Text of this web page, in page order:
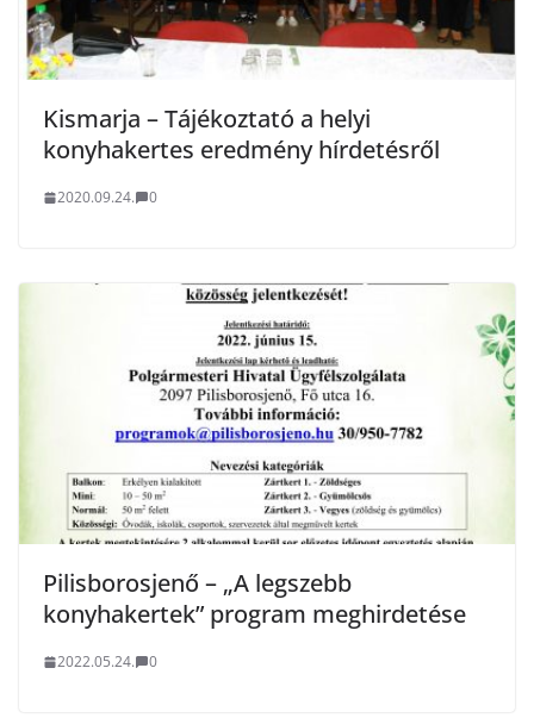
Kismarja – Tájékoztató a helyi
konyhakertes eredmény hírdetésről
2020.09.24. 0
Pilisborosjenő – „A legszebb
konyhakertek” program meghirdetése
2022.05.24. 0